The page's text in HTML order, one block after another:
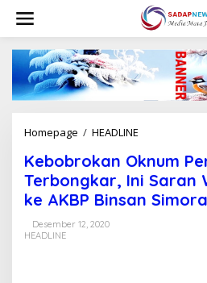
w
Homepage / HEADLINE
b
o
b
r
Kebobrokan Oknum
Terbongkar, Ini Saran
ke AKBP Binsan
Desember 12, 2020
HEADLINE